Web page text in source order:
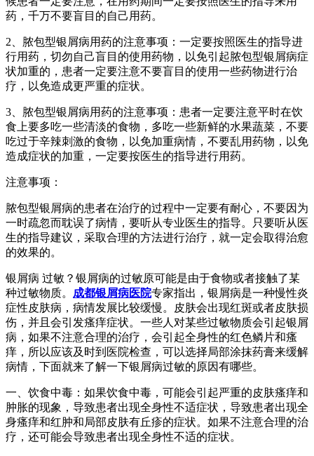
药，千万不要盲目的自己用药。
2、脓包型银屑病用药的注意事项：一定要按照医生的指导进
行用药，切勿自己盲目的使用药物，以免引起脓包型银屑病症
状加重的，患者一定要注意不要盲目的使用一些药物进行治
疗，以免造成更严重的症状。
3、脓包型银屑病用药的注意事项：患者一定要注意平时在饮
食上要多吃一些清淡的食物，多吃一些新鲜的水果蔬菜，不要
吃过于辛辣刺激的食物，以免加重病情，不要乱用药物，以免
造成症状的加重，一定要按医生的指导进行用药。
注意事项：
脓包型银屑病的患者在治疗的过程中一定要有耐心，不要因为
一时疏忽而耽误了病情，要听从专业医生的指导。只要听从医
生的指导建议，采取合理的方法进行治疗，就一定会取得治愈
的效果的。
银屑病 过敏？银屑病的过敏原可能是由于食物或者接触了某
种过敏物质。 成都银屑病医院专家指出，银屑病是一种慢性炎
症性皮肤病，病情发展比较缓慢。皮肤会出现红斑或者皮肤损
伤，并且会引发瘙痒症状。一些人对某些过敏物质会引起银屑
病，如果不注意合理的治疗，会引起全身性的红色鳞片和瘙
痒，所以应该及时到医院检查，可以选择局部涂抹药膏来缓解
病情，下面就来了解一下银屑病过敏的原因有哪些。
一、饮食中毒：如果饮食中毒，可能会引起严重的皮肤瘙痒和
肿胀的现象，导致患者出现全身性不适症状，导致患者出现全
身瘙痒和红肿和局部皮肤有丘疹的症状。如果不注意合理的治
疗，还可能会导致患者出现全身性不适的症状。